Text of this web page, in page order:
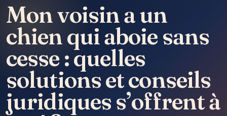
Mon voisin a un
chien qui aboie sans
cesse : quelles
solutions et conseils
juridiques s’offrent à